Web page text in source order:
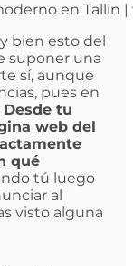
en Tallin |
bien esto del
suponer una
sí, aunque
pues en
Desde tu
web del
qué
tú luego
al
visto alguna